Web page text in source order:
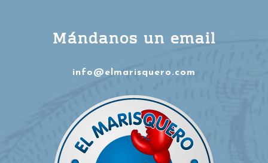
Mándanos un email
info@elmarisquero.com